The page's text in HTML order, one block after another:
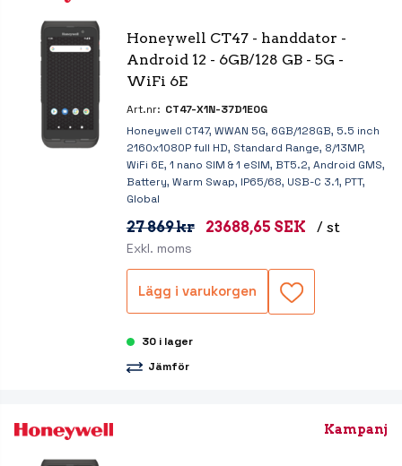
Honeywell CT47 - handdator -
Android 12 - 6GB/128 GB - 5G -
WiFi 6E
Art.nr: CT47-X1N-37D1E0G
Honeywell CT47, WWAN 5G, 6GB/128GB, 5.5 inch
2160x1080P full HD, Standard Range, 8/13MP,
WiFi 6E, 1 nano SIM & 1 eSIM, BT5.2, Android GMS,
Battery, Warm Swap, IP65/68, USB-C 3.1, PTT,
Global
27 869 kr 23688,65 SEK / st
Exkl. moms
Lägg i varukorgen
30 i lager
Jämför
Kampanj